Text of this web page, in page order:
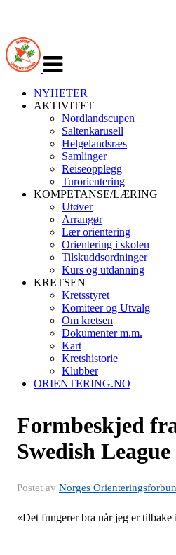
navigasjon
NYHETER
AKTIVITET
Nordlandscupen
Saltenkarusell
Helgelandsræs
Samlinger
Reiseopplegg
Turorientering
KOMPETANSE/LÆRING
Utøver
Arrangør
Lær orientering
Orientering i skolen
Tilskuddsordninger
Kurs og utdanning
KRETSEN
Kretsstyret
Komiteer og Utvalg
Om kretsen
Dokumenter m.m.
Kart
Kretshistorie
Klubber
ORIENTERING.NO
Formbeskjed
Swedish League
Postet av Norges
«Det fungerer bra når jeg er tilbake